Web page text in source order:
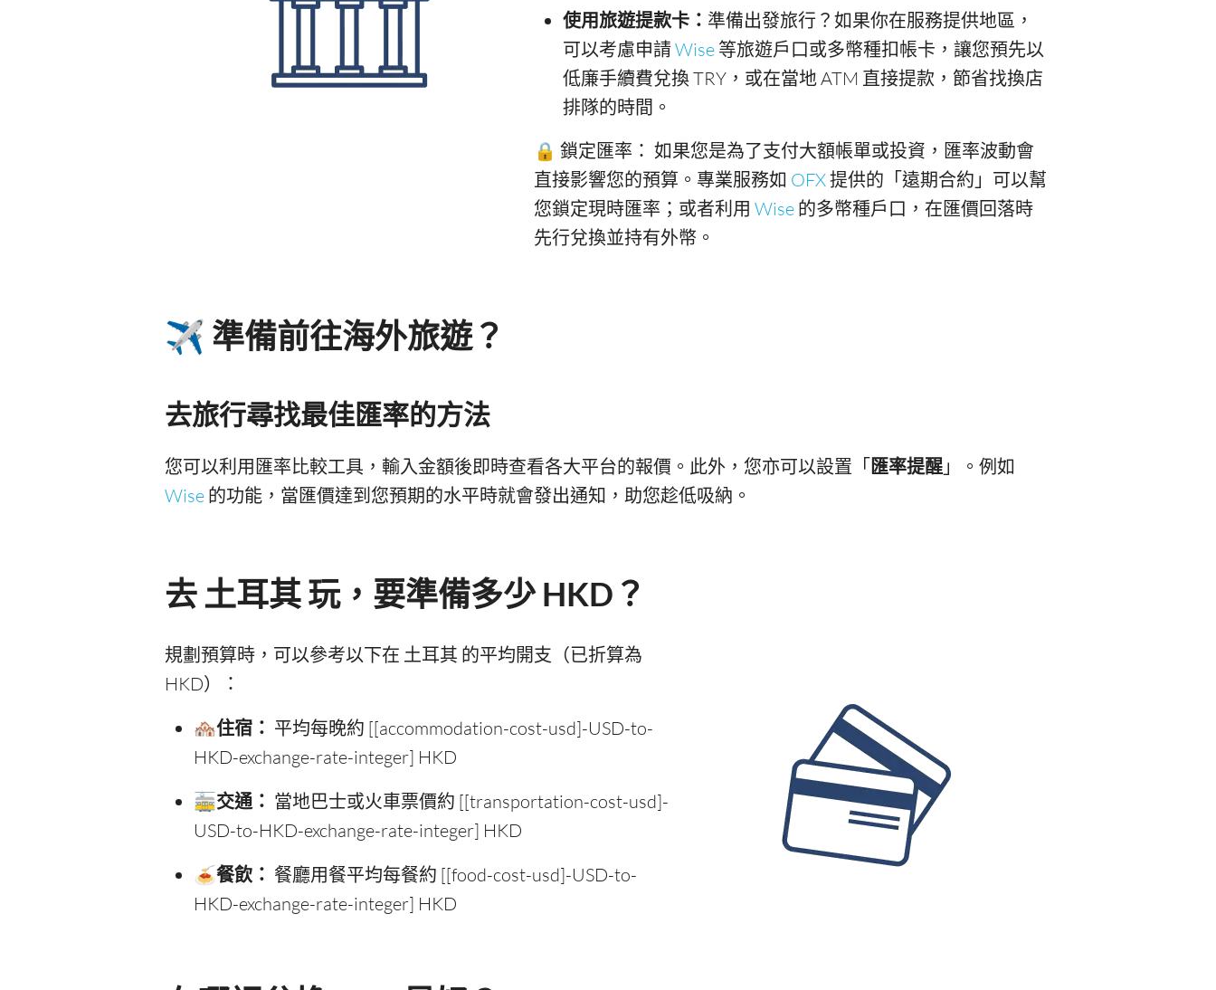
使用旅遊提款卡： 準備出發旅行？如果你在服務提供地區，
可以考慮申請Wise 等旅遊戶口或多幣種扣帳卡，讓您預先以
低廉手續費兌換 TRY，或在當地 ATM 直接提款，節省找換店
排隊的時間。
🔒 鎖定匯率： 如果您是為了支付大額帳單或投資，匯率波動會
直接影響您的預算。專業服務如 OFX提供的「遠期合約」可以幫
您鎖定現時匯率；或者利用Wise 的多幣種戶口，在匯價回落時
先行兌換並持有外幣。
✈️ 準備前往海外旅遊？
去旅行尋找最佳匯率的方法
您可以利用匯率比較工具，輸入金額後即時查看各大平台的報價。此外，您亦可以設置「匯率提醒 」。例如
Wise 的功能，當匯價達到您預期的水平時就會發出通知，助您趁低吸納。
去 土耳其 玩，要準備多少 HKD？
規劃預算時，可以參考以下在 土耳其 的平均開支（已折算為
HKD）：
🏘️住宿： 平均每晚約 [[accommodation-cost-usd]-USD-to-
HKD-exchange-rate-integer] HKD
🚋交通： 當地巴士或火車票價約 [[transportation-cost-usd]-
USD-to-HKD-exchange-rate-integer] HKD
🍝餐飲： 餐廳用餐平均每餐約 [[food-cost-usd]-USD-to-
HKD-exchange-rate-integer] HKD